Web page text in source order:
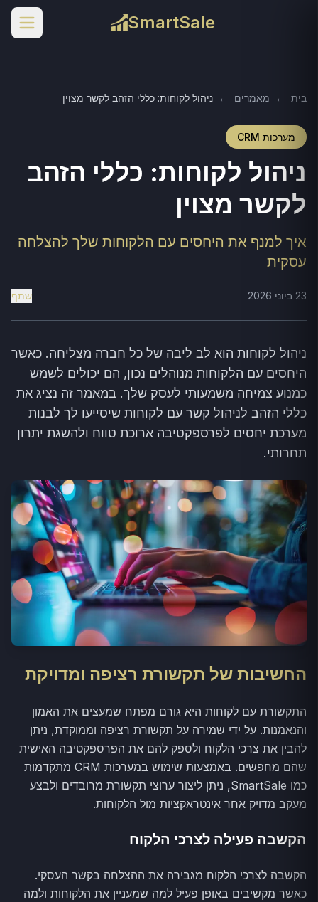
SmartSale
בית ← מאמרים ← ניהול לקוחות: כללי הזהב לקשר מצוין
מערכות CRM
ניהול לקוחות: כללי הזהב
לקשר מצוין
איך למנף את היחסים עם הלקוחות שלך להצלחה
עסקית
23 ביוני 2026 שתף
ניהול לקוחות הוא לב ליבה של כל חברה מצליחה. כאשר
היחסים עם הלקוחות מנוהלים נכון, הם יכולים לשמש
כמנוע צמיחה משמעותי לעסק שלך. במאמר זה נציג את
כללי הזהב לניהול קשר עם לקוחות שיסייעו לך לבנות
מערכת יחסים לפרספקטיבה ארוכת טווח ולהשגת יתרון
תחרותי.
החשיבות של תקשורת רציפה ומדויקת
התקשורת עם לקוחות היא גורם מפתח שמעצים את האמון
והנאמנות. על ידי שמירה על תקשורת רציפה וממוקדת, ניתן
להבין את צרכי הלקוח ולספק להם את הפרספקטיבה האישית
שהם מחפשים. באמצעות שימוש במערכות CRM מתקדמות
כמו SmartSale, ניתן ליצור ערוצי תקשורת מרובדים ולבצע
מעקב מדויק אחר אינטראקציות מול הלקוחות.
הקשבה פעילה לצרכי הלקוח
הקשבה לצרכי הלקוח מגבירה את ההצלחה בקשר העסקי.
כאשר מקשיבים באופן פעיל למה שמעניין את הלקוחות ולמה